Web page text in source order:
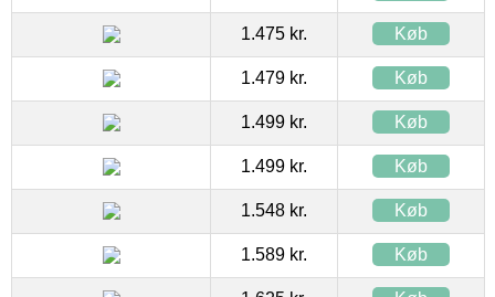
1.475 kr. Køb
1.479 kr. Køb
1.499 kr. Køb
1.499 kr. Køb
1.548 kr. Køb
1.589 kr. Køb